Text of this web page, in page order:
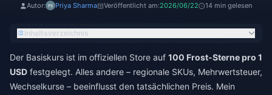
Autor: Priya Sharma Veröffentlicht am:2026/06/22 14 min gelesen
Inhaltsverzeichnis
Der Basiskurs ist im offiziellen Store auf 100 Frost-Sterne pro 1
USD festgelegt. Alles andere – regionale SKUs, Mehrwertsteuer,
Wechselkurse – beeinflusst den tatsächlichen Preis. Mein